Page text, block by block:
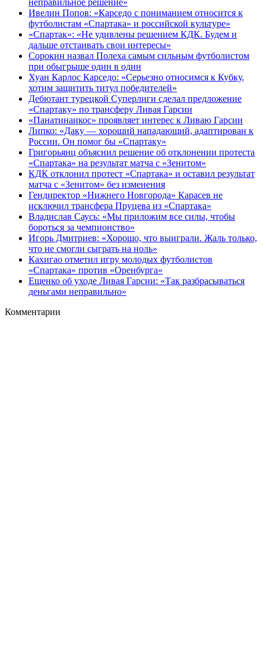
Ивелин Попов: «Карседо с пониманием относится к
футболистам «Спартака» и российской культуре»
«Спартак»: «Не удивлены решением КДК. Будем и
дальше отстаивать свои интересы»
Сорокин назвал Полеха самым сильным футболистом
при обыгрыше один в один
Хуан Карлос Карседо: «Серьезно относимся к Кубку,
хотим защитить титул победителей»
Дебютант турецкой Суперлиги сделал предложение
«Спартаку» по трансферу Ливая Гарсии
«Панатинаикос» проявляет интерес к Ливаю Гарсии
Липко: «Даку — хороший нападающий, адаптирован к
России. Он помог бы «Спартаку»
Григорьянц объяснил решение об отклонении протеста
«Спартака» на результат матча с «Зенитом»
КДК отклонил протест «Спартака» и оставил результат
матча с «Зенитом» без изменения
Гендиректор «Нижнего Новгорода» Карасев не
исключил трансфера Пруцева из «Спартака»
Владислав Саусь: «Мы приложим все силы, чтобы
бороться за чемпионство»
Игорь Дмитриев: «Хорошо, что выиграли. Жаль только,
что не смогли сыграть на ноль»
Кахигао отметил игру молодых футболистов
«Спартака» против «Оренбурга»
Ещенко об уходе Ливая Гарсии: «Так разбрасываться
деньгами неправильно»
Комментарии